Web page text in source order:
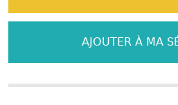
AJOUTER À MA